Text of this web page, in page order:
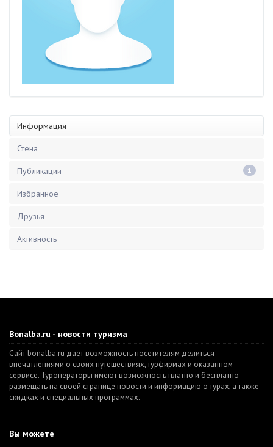
Информация
Стена
Публикации 1
Избранное
Друзья
Активность
Bonalba.ru - новости туризма
Сайт bonalba.ru дает возможность посетителям делиться
впечатлениями о своих путешествиях, турфирмах и оказанном
сервисе. Туроператоры имеют возможность платно и бесплатно
размещать на своей странице новости и информацию о турах, а также
скидках и специальных программах.
Вы можете